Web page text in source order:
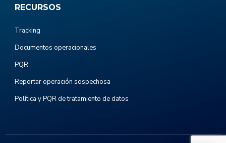
RECURSOS
Tracking
Documentos operacionales
PQR
Reportar operación sospechosa
Política y PQR de tratamiento de datos